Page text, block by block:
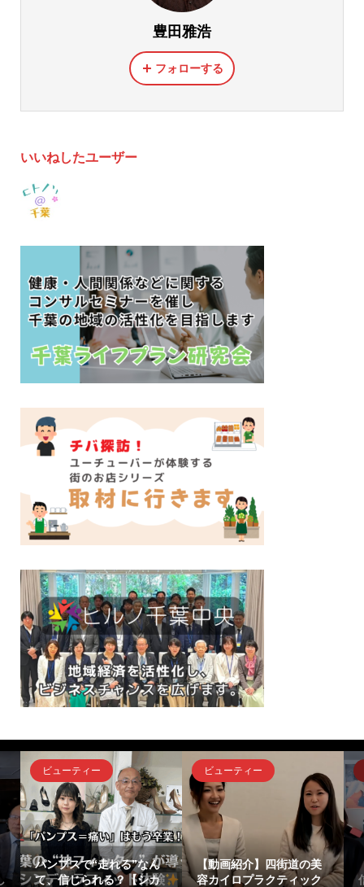
豊田雅浩
フォローする
いいねしたユーザー
ビューティー
パンプスで“走れる”なん
て、信じられる？【シカ
ビューティー
【動画紹介】四街道の美
容カイロプラクティック